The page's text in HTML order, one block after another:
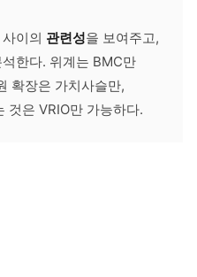
이의 관련성을 보여주고,
한다. 위계는 BMC만
확장은 가치사슬만,
것은 VRIO만 가능하다.